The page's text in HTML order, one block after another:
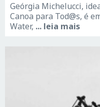
Geórgia Michelucci,
Canoa para Tod@s, é
Water, ... leia mais